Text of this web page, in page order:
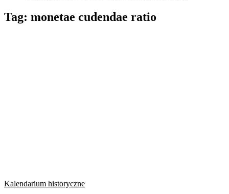
Tag: monetae cudendae ratio
Kalendarium historyczne